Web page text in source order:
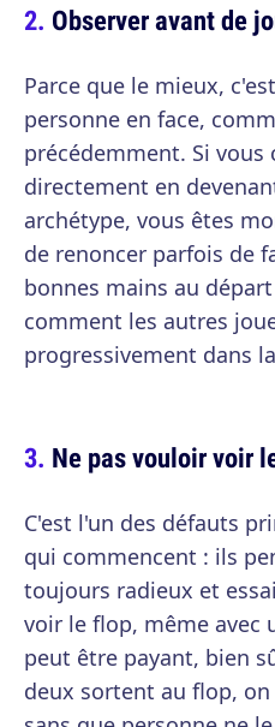
Observer avant de
Parce que le mieux,
personne en face,
précédemment. Si vous
directement en
archétype, vous êtes
de renoncer parfois de
bonnes mains au
comment les autres
progressivement dans
Ne pas vouloir voir
C'est l'un des défauts
qui commencent : ils
toujours radieux et
voir le flop, même avec
peut être payant, bien
deux sortent au flop,